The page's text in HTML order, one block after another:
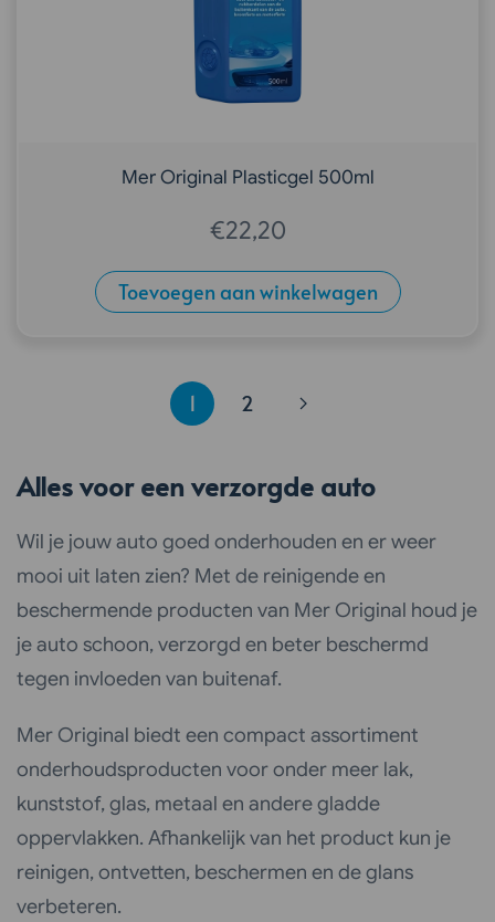
Mer Original Plasticgel 500ml
€22,20
Toevoegen aan winkelwagen
1 2
Alles voor een verzorgde auto
Wil je jouw auto goed onderhouden en er weer
mooi uit laten zien? Met de reinigende en
beschermende producten van Mer Original houd je
je auto schoon, verzorgd en beter beschermd
tegen invloeden van buitenaf.
Mer Original biedt een compact assortiment
onderhoudsproducten voor onder meer lak,
kunststof, glas, metaal en andere gladde
oppervlakken. Afhankelijk van het product kun je
reinigen, ontvetten, beschermen en de glans
verbeteren.